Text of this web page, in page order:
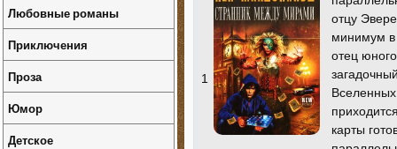
1
отцу
минимум в
отец
карты
Любовные романы
Приключения
Проза
Юмор
Детское